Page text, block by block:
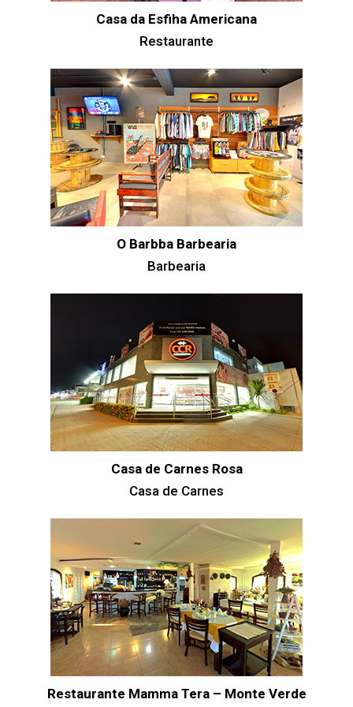
Casa da Esfiha Americana
Restaurante
O Barbba Barbearia
Barbearia
Casa de Carnes Rosa
Casa de Carnes
Restaurante Mamma Tera – Monte Verde